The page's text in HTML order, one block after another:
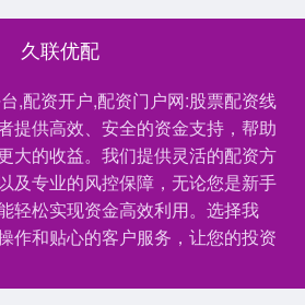
久联优配
,配资开户,配资门户网:股票配资线
提供高效、安全的资金支持，帮助
大的收益。我们提供灵活的配资方
及专业的风控保障，无论您是新手
轻松实现资金高效利用。选择我
作和贴心的客户服务，让您的投资